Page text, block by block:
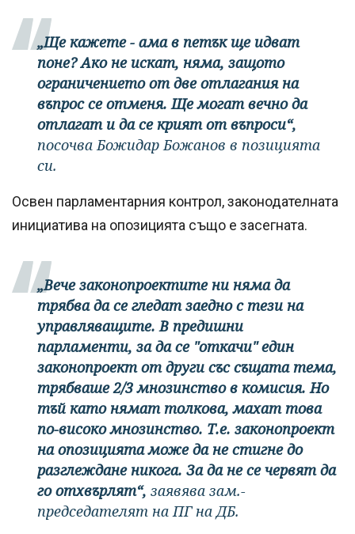
„Ще кажете - ама в петък ще идват
поне? Ако не искат, няма, защото
ограничението от две отлагания на
въпрос се отменя. Ще могат вечно да
отлагат и да се крият от въпроси“,
посочва Божидар Божанов в позицията
си.
Освен парламентарния контрол, законодателната
инициатива на опозицията също е засегната.
„Вече законопроектите ни няма да
трябва да се гледат заедно с тези на
управляващите. В предишни
парламенти, за да се "откачи" един
законопроект от други със същата тема,
трябваше 2/3 мнозинство в комисия. Но
тъй като нямат толкова, махат това
по-високо мнозинство. Т.е. законопроект
на опозицията може да не стигне до
разглеждане никога. За да не се червят да
го отхвърлят“, заявява зам.-
председателят на ПГ на ДБ.